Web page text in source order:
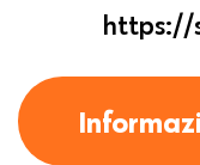
https://